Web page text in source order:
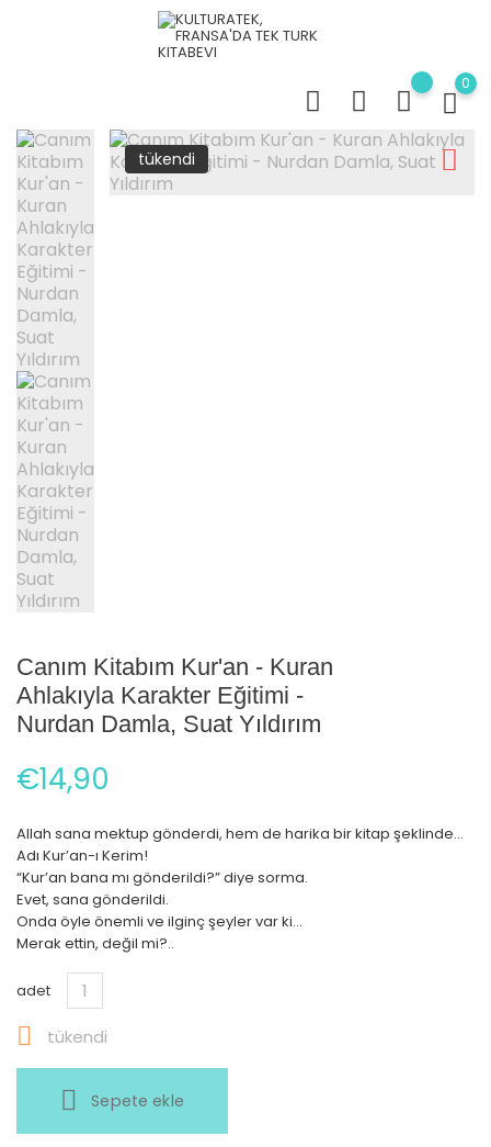
0
tükendi
Canım Kitabım Kur'an - Kuran
Ahlakıyla Karakter Eğitimi -
Nurdan Damla, Suat Yıldırım
€14,90
Allah sana mektup gönderdi, hem de harika bir kitap şeklinde...
Adı Kur’an-ı Kerim!
“Kur’an bana mı gönderildi?” diye sorma.
Evet, sana gönderildi.
Onda öyle önemli ve ilginç şeyler var ki…
Merak ettin, değil mi?..
adet
 tükendi
Sepete ekle